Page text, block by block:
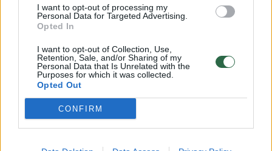
I want to opt-out of processing my
Personal Data for Targeted Advertising.
Opted In
I want to opt-out of Collection, Use,
Retention, Sale, and/or Sharing of my
Personal Data that Is Unrelated with the
Purposes for which it was collected.
Opted Out
CONFIRM
00:00:57
Sinoptikai atsakė, kokiais orais užbaigsime darbo
savaitę: karščiai atsitrauks
Žinios | Orai